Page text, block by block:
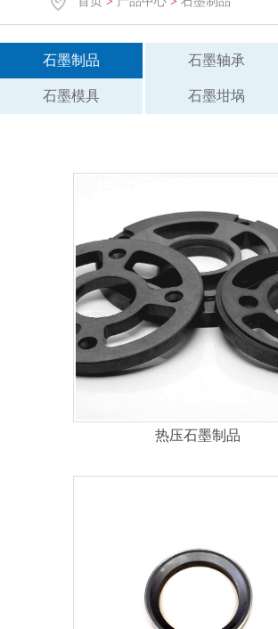
石墨制品 石墨轴承
石墨模具 石墨坩埚
热压石墨制品